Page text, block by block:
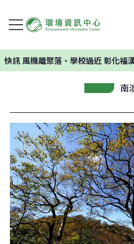
離聚落、學校過近 彰化福漢風電案
南